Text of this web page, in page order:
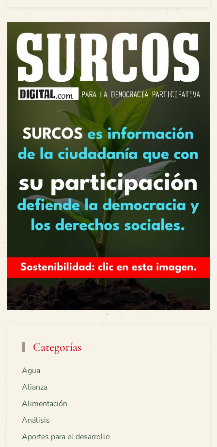
Categorías
Agua
Alianza
Alimentación
Análisis
Aportes para el desarrollo